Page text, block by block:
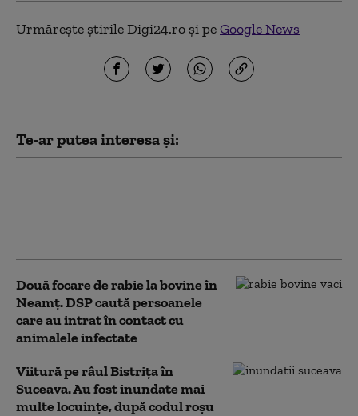
Urmărește știrile Digi24.ro și peGoogle News
Te-ar putea interesa și:
Două focare de rabie la bovine în
Neamț. DSP caută persoanele
care au intrat în contact cu
animalele infectate
Viitură pe râul Bistrița în
Suceava. Au fost inundate mai
multe locuințe, după codul roșu